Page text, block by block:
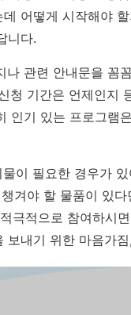
어떻게 시작해야
니다.
나 관련 안내문을 꼼
청 기간은 언제인지
인기 있는 프로그램
이 필요한 경우가
겨야 할 물품이 있
극적으로 참여하시
보내기 위한 마음가